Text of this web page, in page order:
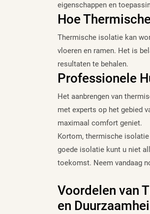
eigenschappen en
Hoe
Thermische isolatie kan
vloeren en ramen. Het is
resultaten te behalen.
Professionele
Het aanbrengen van
met experts op het gebied
maximaal comfort geniet.
Kortom, thermische
goede isolatie kunt u niet
toekomst. Neem vandaag
Voordelen van
en